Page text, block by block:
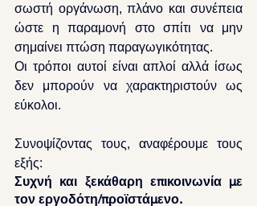
σωστή οργάνωση, πλάνο και συνέπεια
ώστε η παραμονή στο σπίτι να μην
σημαίνει πτώση παραγωγικότητας.
Οι τρόποι αυτοί είναι απλοί αλλά ίσως
δεν μπορούν να χαρακτηριστούν ως
εύκολοι.
Συνοψίζοντας τους, αναφέρουμε τους
εξής:
Συχνή και ξεκάθαρη επικοινωνία με
τον εργοδότη/προϊστάμενο.